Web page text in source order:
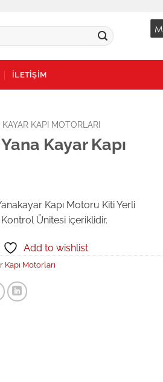
İLETİŞİM
KAPI MOTORLARI
Kayar Kapı
Kapı Motoru Kiti Yerli
Ünitesi içeriklidir.
Add to wishlist
Kapı Motorları